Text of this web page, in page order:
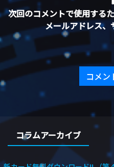
次回のコメントで使用する
メールアドレス、
コラムアーカイブ